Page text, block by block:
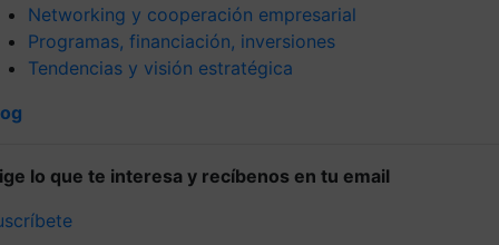
Networking y cooperación empresarial
Programas, financiación, inversiones
Tendencias y visión estratégica
lo que te interesa y recíbenos en tu email